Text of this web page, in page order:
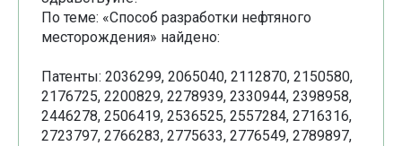
По теме: «Способ разработки нефтяного
месторождения» найдено:
Патенты: 2036299, 2065040, 2112870, 2150580,
2176725, 2200829, 2278939, 2330944, 2398958,
2446278, 2506419, 2536525, 2557284, 2716316,
2723797, 2766283, 2775633, 2776549, 2789897,